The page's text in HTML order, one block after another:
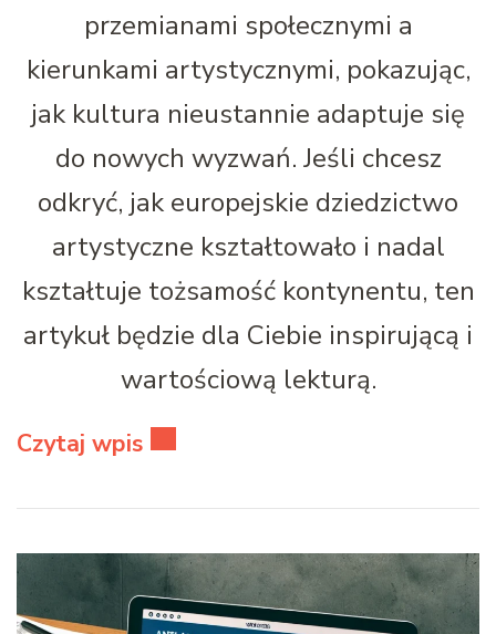
przemianami społecznymi a
kierunkami artystycznymi, pokazując,
jak kultura nieustannie adaptuje się
do nowych wyzwań. Jeśli chcesz
odkryć, jak europejskie dziedzictwo
artystyczne kształtowało i nadal
kształtuje tożsamość kontynentu, ten
artykuł będzie dla Ciebie inspirującą i
wartościową lekturą.
Czytaj wpis